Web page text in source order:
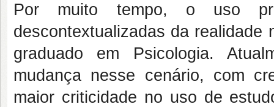
Por muito tempo, o uso
descontextualizadas da
graduado em Psicologia.
mudança nesse cenário, com
maior criticidade no uso de